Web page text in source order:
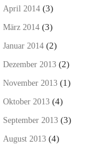
April 2014 (3)
März 2014 (3)
Januar 2014 (2)
Dezember 2013 (2)
November 2013 (1)
Oktober 2013 (4)
September 2013 (3)
August 2013 (4)